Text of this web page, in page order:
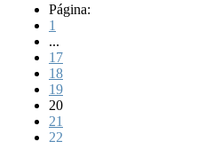
Página:
1
...
17
18
19
20
21
22